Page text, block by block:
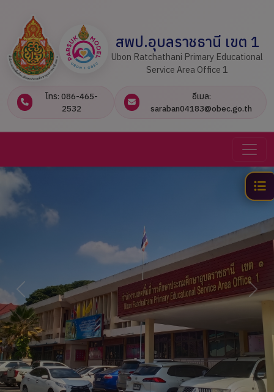
สพป.อุบลราชธานี เขต 1
Ubon Ratchathani Primary Educational
Service Area Office 1
โทร: 086-465-
2532
อีเมล:
saraban04183@obec.go.th